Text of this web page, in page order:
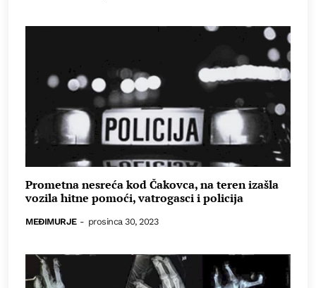
Prometna nesreća kod Čakovca, na teren izašla
vozila hitne pomoći, vatrogasci i policija
MEĐIMURJE - prosinca 30, 2023